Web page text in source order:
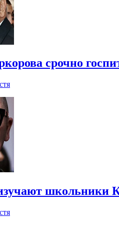
срочно
школьники